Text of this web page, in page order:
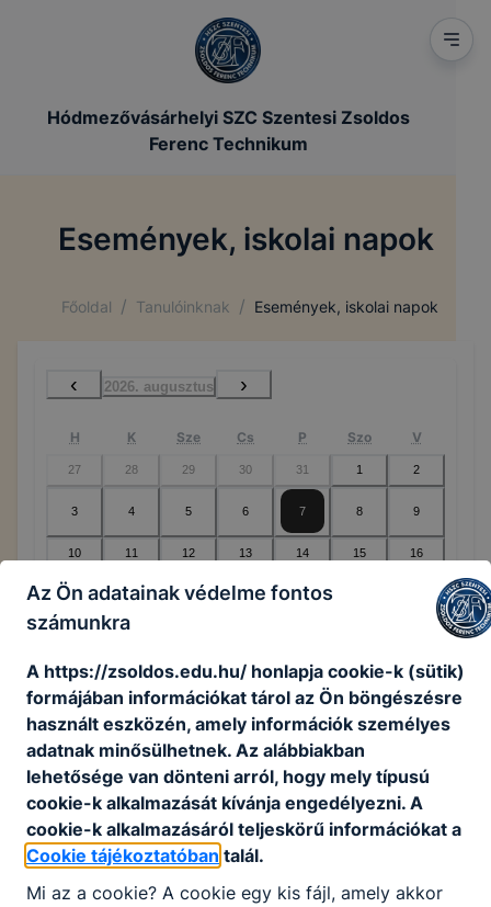
Hódmezővásárhelyi SZC Szentesi Zsoldos
Ferenc Technikum
Események, iskolai napok
Főoldal / Tanulóinknak / Események, iskolai napok
‹ 2026. augusztus ›
H K Sze Cs P Szo V
27 28 29 30 31 1 2
3 4 5 6 7 8 9
10 11 12 13 14 15 16
17 18 21
24 25
Legközelebbi esemény(ek)
Nincsenek események ezen a napon
Az Ön adatainak védelme fontos
számunkra
A https://zsoldos.edu.hu/ honlapja cookie-k (sütik)
formájában információkat tárol az Ön böngészésre
használt eszközén, amely információk személyes
adatnak minősülhetnek. Az alábbiakban
lehetősége van dönteni arról, hogy mely típusú
cookie-k alkalmazását kívánja engedélyezni. A
cookie-k alkalmazásáról teljeskörű információkat a
Cookie tájékoztatóban talál.
Mi az a cookie? A cookie egy kis fájl, amely akkor